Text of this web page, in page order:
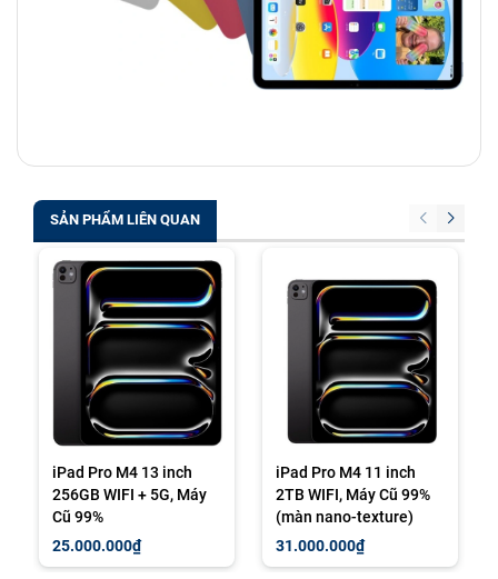
SẢN PHẨM LIÊN QUAN
iPad Pro M4 13 inch
256GB WIFI + 5G, Máy
Cũ 99%
25.000.000₫
iPad Pro M4 11 inch
2TB WIFI, Máy Cũ 99%
(màn nano-texture)
31.000.000₫